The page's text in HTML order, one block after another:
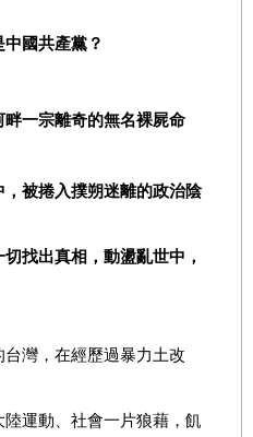
中國共產黨？
一宗離奇的無名裸屍命
被捲入撲朔迷離的政治陰
找出真相，動盪亂世中，
灣，在經歷過暴力土改
運動、社會一片狼藉，飢